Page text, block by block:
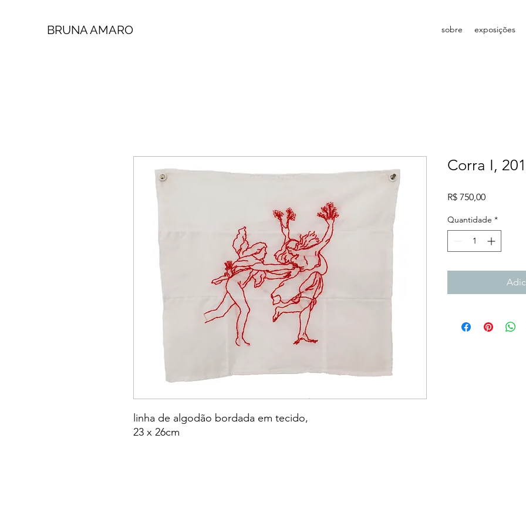
BRUNA AMARO sobre exposições
linha de algodão bordada em tecido,
23 x 26cm
Corra I,
R$ 750,00Preço
Quantidade *